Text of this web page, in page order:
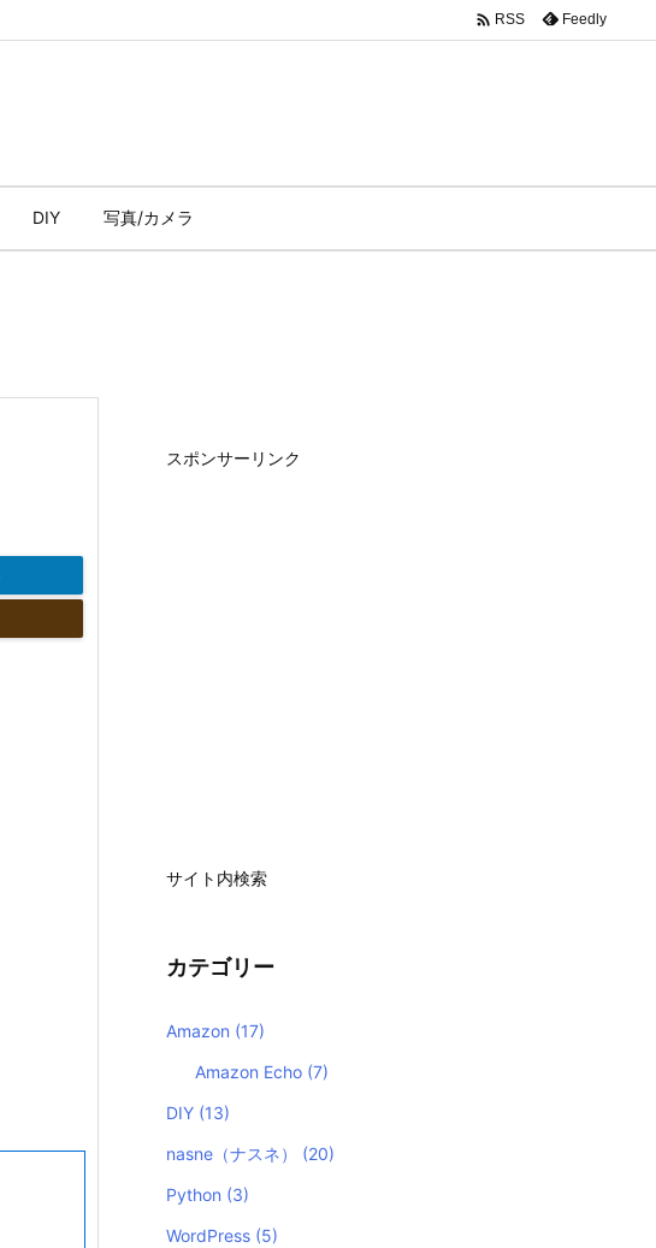
DIY 写真/カメラ
 RSS Feedly
スポンサーリンク
サイト内検索
カテゴリー
Amazon (17)
Amazon Echo (7)
DIY (13)
nasne（ナスネ） (20)
Python (3)
WordPress (5)